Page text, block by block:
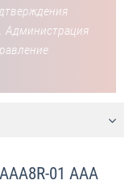
Администрация
01 AAA